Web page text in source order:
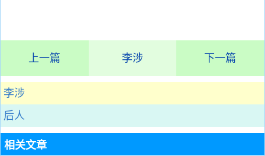
上一篇 李涉 下一篇
李涉
后人
相关文章